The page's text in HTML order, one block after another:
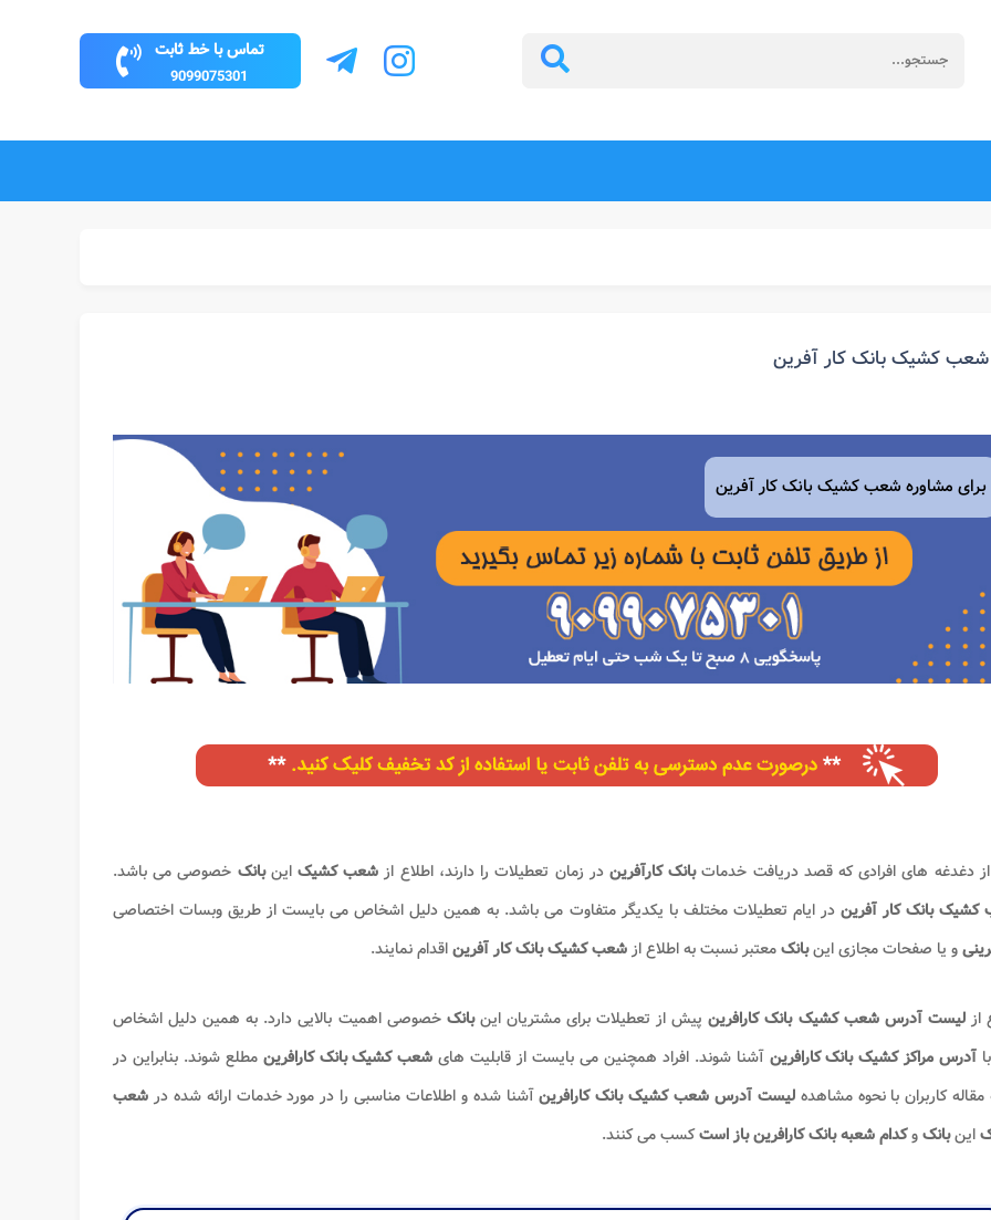
تماس با خط ثابت
9099075301
شعب کشیک بانک کار آفرین
برای مشاوره شعب کشیک بانک کار آفرین
دغدغه های افرادی که قصد دریافت خدماتبانک کارآفریندر زمان تعطیلات را دارند، اطلاع از شعب کشیکاینبانک خصوصی می باشد.
بانک کار آفرین در ایام تعطیلات مختلف با یکدیگر متفاوت می باشد. به همین دلیل اشخاص می بایست از طریق وبسات اختصاصی
و یا صفحات مجازی اینبانکمعتبر نسبت به اطلاع ازشعب کشیک بانک کار آفریناقدام نمایند.
ازلیست آدرس شعب کشیک بانک کارافرین پیش از تعطیلات برای مشتریان اینبانکخصوصی اهمیت بالایی دارد. به همین دلیل اشخاص
آدرس مراکز کشیک بانک کارافرینآشنا شوند. افراد همچنین می بایست از قابلیت های شعب کشیک بانک کارافرین مطلع شوند. بنابراین در
مقاله کاربران با نحوه مشاهدهلیست آدرس شعب کشیک بانک کارافرینآشنا شده و اطلاعات مناسبی را در مورد خدمات ارائه شده در شعب
اینبانکوکدام شعبه بانک کارافرینباز استکسب می کنند.